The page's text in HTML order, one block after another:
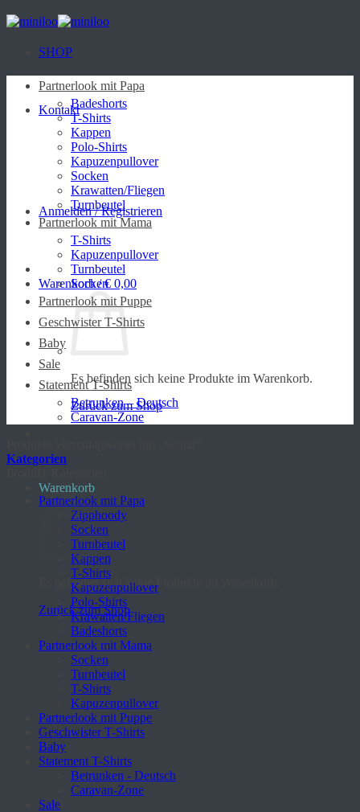
Zum
Inhalt
SHOP
Kontakt
Anmelden / Registrieren
Warenkorb /€ 0,00
Es befinden sich keine Produkte im Warenkorb.
Zurück zum Shop
Warenkorb
Es befinden sich keine Produkte im Warenkorb.
Zurück zum Shop
Partnerlook mit Papa
Badeshorts
T-Shirts
Kappen
Polo-Shirts
Kapuzenpullover
Socken
Krawatten/Fliegen
Turnbeutel
Partnerlook mit Mama
T-Shirts
Kapuzenpullover
Turnbeutel
Socken
Partnerlook mit Puppe
Geschwister T-Shirts
Baby
Sale
Statement T-Shirts
Betrunken – Deutsch
Caravan-Zone
Kategorien
Partnerlook mit Papa
Zipphoody
Socken
Turnbeutel
Kappen
T-Shirts
Kapuzenpullover
Polo-Shirts
Krawatten/Fliegen
Badeshorts
Partnerlook mit Mama
Socken
Turnbeutel
T-Shirts
Kapuzenpullover
Partnerlook mit Puppe
Geschwister T-Shirts
Baby
Statement T-Shirts
Betrunken - Deutsch
Caravan-Zone
Sale